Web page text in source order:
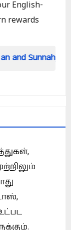
English-
rewards